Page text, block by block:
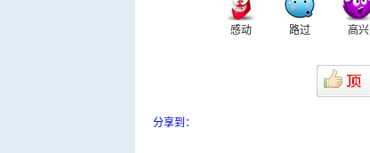
感动 路过 高兴
分享到：